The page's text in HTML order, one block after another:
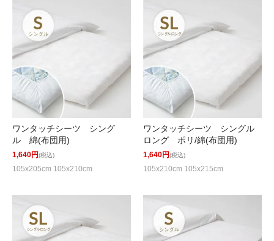
ワンタッチシーツ シング
ル 綿(布団用)
1,640円(税込)
105x205cm 105x210cm
ワンタッチシーツ シングル
ロング ポリ/綿(布団用)
1,640円(税込)
105x210cm 105x215cm